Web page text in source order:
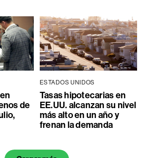
de
ESTADOS UNIDOS
Tasas hipotecarias en
EE.UU. alcanzan su nivel
más alto en un año y
frenan la demanda